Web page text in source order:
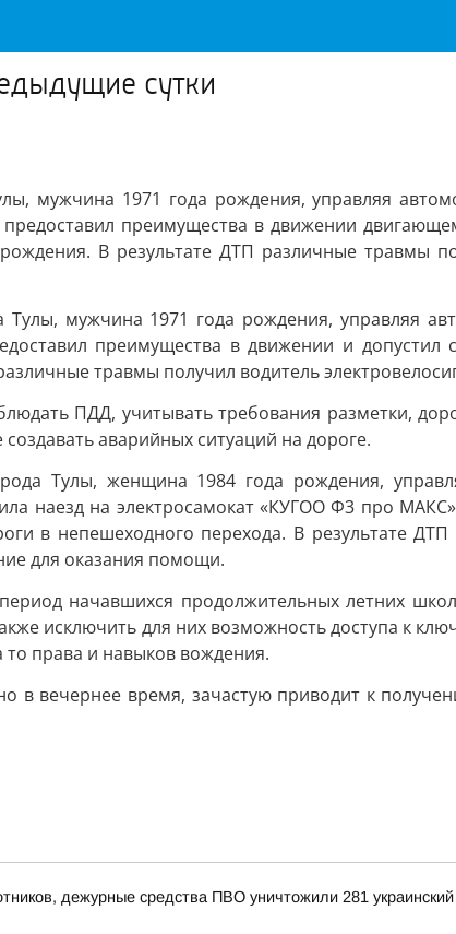
сутки
мужчина 1971 года рождения, управляя
преимущества в движении
В результате ДТП различные травмы
мужчина 1971 года рождения, управляя
преимущества в движении и допустил
травмы получил водитель
ПДД, учитывать требования разметки,
аварийных ситуаций на дороге.
Тулы, женщина 1984 года рождения,
наезд на электросамокат «КУГОО Ф3 про
в непешеходного перехода. В результате
для оказания помощи.
начавшихся продолжительных летних
исключить для них возможность доступа к
права и навыков вождения.
в вечернее время, зачастую приводит к
дежурные средства ПВО уничтожили 281